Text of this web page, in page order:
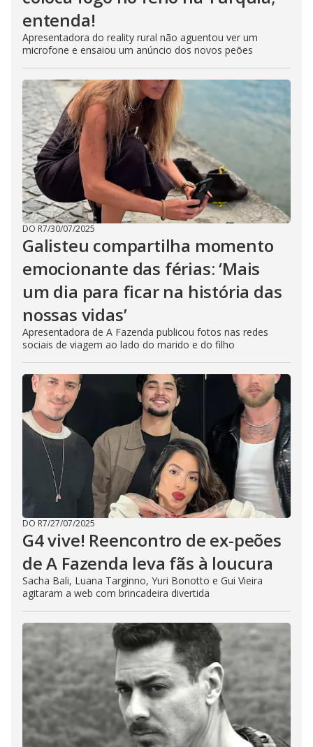
entenda!
Apresentadora do reality rural não aguentou ver um
microfone e ensaiou um anúncio dos novos peões
DO R7/30/07/2025
Galisteu compartilha momento
emocionante das férias: ‘Mais
um dia para ficar na história das
nossas vidas’
Apresentadora de A Fazenda publicou fotos nas redes
sociais de viagem ao lado do marido e do filho
DO R7/27/07/2025
G4 vive! Reencontro de ex-peões
de A Fazenda leva fãs à loucura
Sacha Bali, Luana Targinno, Yuri Bonotto e Gui Vieira
agitaram a web com brincadeira divertida